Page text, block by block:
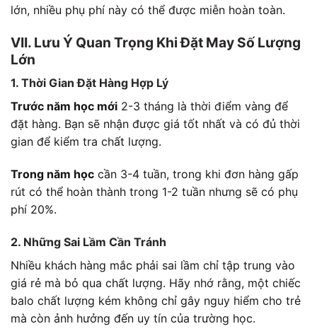
lớn, nhiều phụ phí này có thể được miễn hoàn toàn.
VII. Lưu Ý Quan Trọng Khi Đặt May Số Lượng
Lớn
1. Thời Gian Đặt Hàng Hợp Lý
Trước năm học mới 2-3 tháng là thời điểm vàng để
đặt hàng. Bạn sẽ nhận được giá tốt nhất và có đủ thời
gian để kiểm tra chất lượng.
Trong năm học cần 3-4 tuần, trong khi đơn hàng gấp
rút có thể hoàn thành trong 1-2 tuần nhưng sẽ có phụ
phí 20%.
2. Những Sai Lầm Cần Tránh
Nhiều khách hàng mắc phải sai lầm chỉ tập trung vào
giá rẻ mà bỏ qua chất lượng. Hãy nhớ rằng, một chiếc
balo chất lượng kém không chỉ gây nguy hiểm cho trẻ
mà còn ảnh hưởng đến uy tín của trường học.